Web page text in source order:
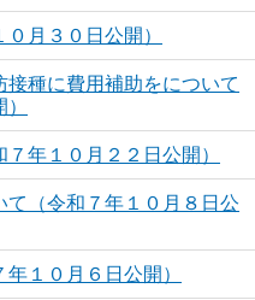
月３０日公開）
種に費用補助をについて
年１０月２２日公開）
て（令和７年１０月８日公
１０月６日公開）